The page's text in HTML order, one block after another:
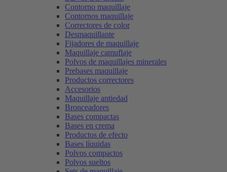
Contorno maquillaje
Contornos maquillaje
Correctores de color
Desmaquillante
Fijadores de maquillaje
Maquillaje camuflaje
Polvos de maquillajes minerales
Prebases maquillaje
Productos correctores
Accesorios
Maquillaje antiedad
Bronceadores
Bases compactas
Bases en crema
Productos de efecto
Bases líquidas
Polvos compactos
Polvos sueltos